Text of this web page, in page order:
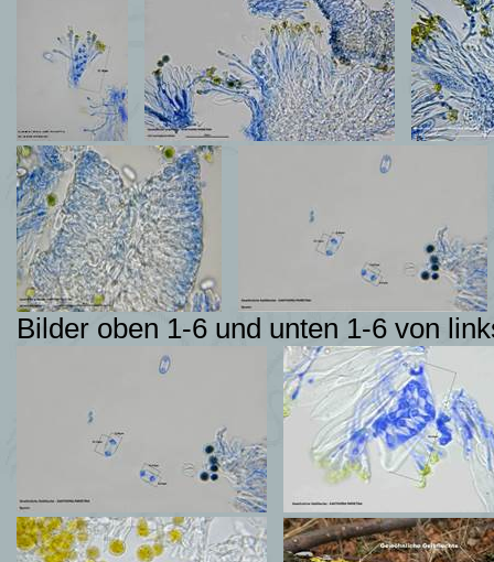
Bilder oben 1-6 und unten 1-6 von